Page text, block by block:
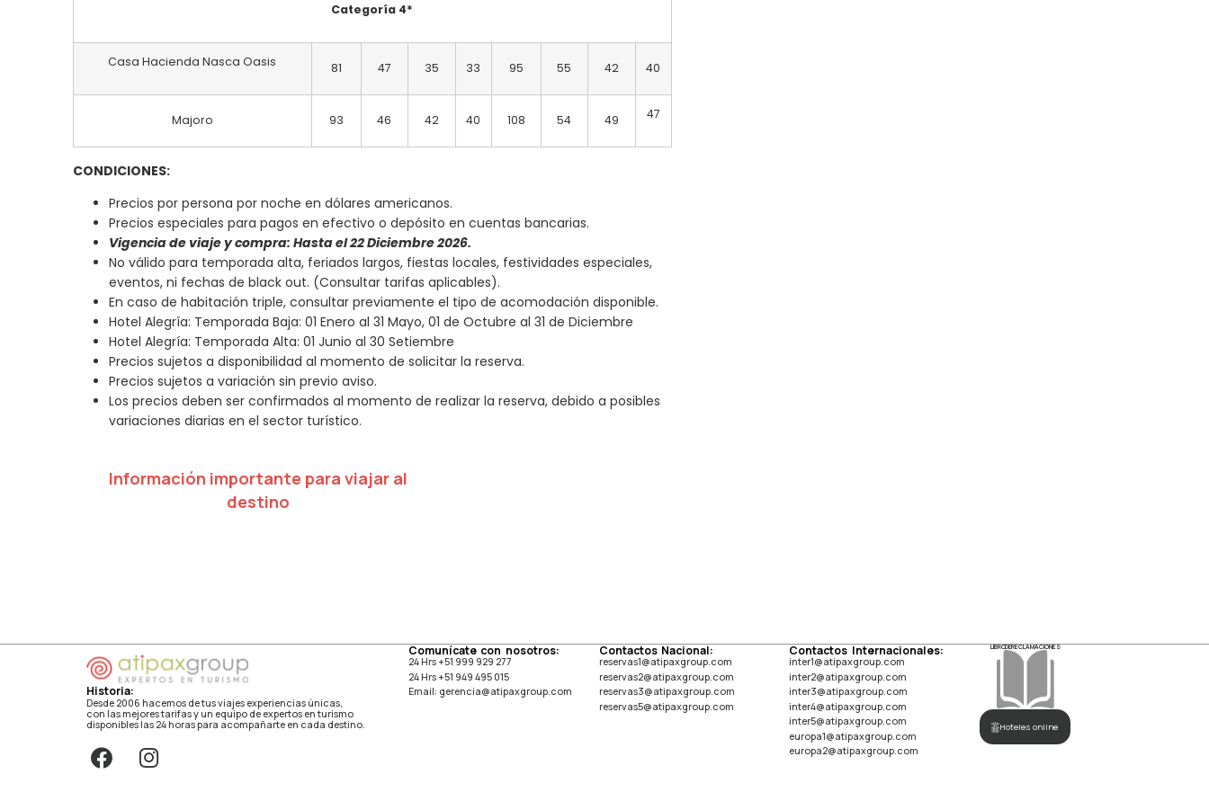
Categoría 4*
Casa Hacienda Nasca Oasis 81 47 35 33 95 55 42 40
Majoro 93 46 42 40 108 54 49 47
CONDICIONES:
Precios por persona por noche en dólares americanos.
Precios especiales para pagos en efectivo o depósito en cuentas bancarias.
Vigencia de viaje y compra: Hasta el 22 Diciembre 2026.
No válido para temporada alta, feriados largos, fiestas locales, festividades especiales,
eventos, ni fechas de black out. (Consultar tarifas aplicables).
En caso de habitación triple, consultar previamente el tipo de acomodación disponible.
Hotel Alegría: Temporada Baja: 01 Enero al 31 Mayo, 01 de Octubre al 31 de Diciembre
Hotel Alegría: Temporada Alta: 01 Junio al 30 Setiembre
Precios sujetos a disponibilidad al momento de solicitar la reserva.
Precios sujetos a variación sin previo aviso.
Los precios deben ser confirmados al momento de realizar la reserva, debido a posibles
variaciones diarias en el sector turístico.
Información importante para viajar al
destino
Historia:
Desde 2006 hacemos de tus viajes experiencias únicas,
con las mejores tarifas y un equipo de expertos en turismo
disponibles las 24 horas para acompañarte en cada destino.
Comunícate con nosotros:
24 Hrs +51 999 929 277
24 Hrs +51 949 495 015
Email: gerencia@atipaxgroup.com
Contactos Nacional:
reservas1@atipaxgroup.com
reservas2@atipaxgroup.com
reservas3@atipaxgroup.com
reservas5@atipaxgroup.com
Contactos Internacionales:
inter1@atipaxgroup.com
inter2@atipaxgroup.com
inter3@atipaxgroup.com
inter4@atipaxgroup.com
inter5@atipaxgroup.com
europa1@atipaxgroup.com
europa2@atipaxgroup.com
LIBRO DE RECLAMACIONES
Hoteles online